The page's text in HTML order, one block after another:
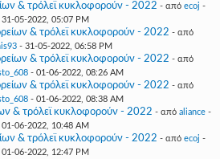
& τρόλεϊ κυκλοφορούν - 2022 - από ecoj -
31-05-2022, 05:07 PM
& τρόλεϊ κυκλοφορούν - 2022 - από
- 31-05-2022, 06:58 PM
& τρόλεϊ κυκλοφορούν - 2022 - από
- 01-06-2022, 08:26 AM
& τρόλεϊ κυκλοφορούν - 2022 - από
- 01-06-2022, 08:38 AM
& τρόλεϊ κυκλοφορούν - 2022 - από aliance-
01-06-2022, 10:48 AM
& τρόλεϊ κυκλοφορούν - 2022 - από ecoj -
01-06-2022, 12:47 PM